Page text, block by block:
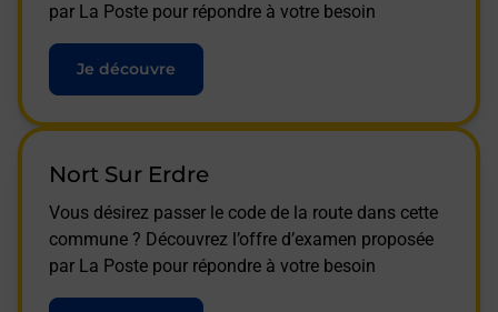
par La Poste pour répondre à votre besoin
Je découvre
Nort Sur Erdre
Vous désirez passer le code de la route dans cette
commune ? Découvrez l’offre d’examen proposée
par La Poste pour répondre à votre besoin